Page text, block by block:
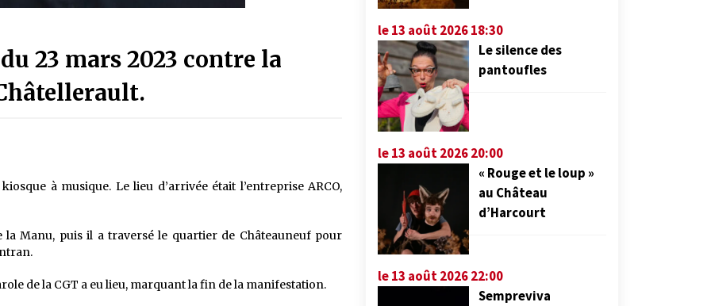
23 mars 2023 contre la
à musique. Le lieu d’arrivée était l’entreprise ARCO,
Manu, puis il a traversé le quartier de Châteauneuf pour
de la CGT a eu lieu, marquant la fin de la manifestation.
le 13 août 2026 18:30
Le silence des
pantoufles
le 13 août 2026 20:00
« Rouge et le loup »
au Château
d’Harcourt
le 13 août 2026 22:00
Sempreviva